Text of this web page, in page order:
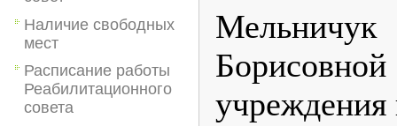
Наличие свободных
мест
Расписание работы
Реабилитационного
совета